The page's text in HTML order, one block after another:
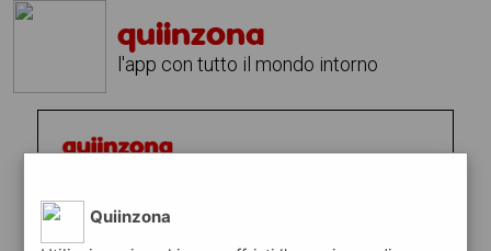
quiinzona
l'app con tutto il mondo intorno
Quiinzona